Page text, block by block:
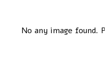
No any image found.